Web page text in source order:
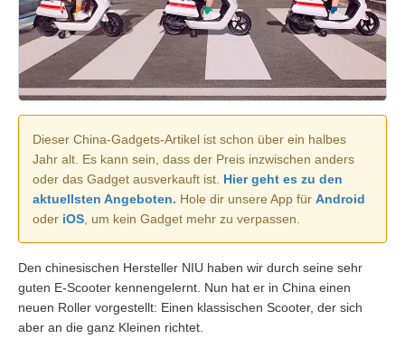
Dieser China-Gadgets-Artikel ist schon über ein halbes
Jahr alt. Es kann sein, dass der Preis inzwischen anders
oder das Gadget ausverkauft ist. Hier geht es zu den
aktuellsten Angeboten. Hole dir unsere App für Android
oder iOS , um kein Gadget mehr zu verpassen.
Den chinesischen Hersteller NIU haben wir durch seine sehr
guten E-Scooter kennengelernt. Nun hat er in China einen
neuen Roller vorgestellt: Einen klassischen Scooter, der sich
aber an die ganz Kleinen richtet.